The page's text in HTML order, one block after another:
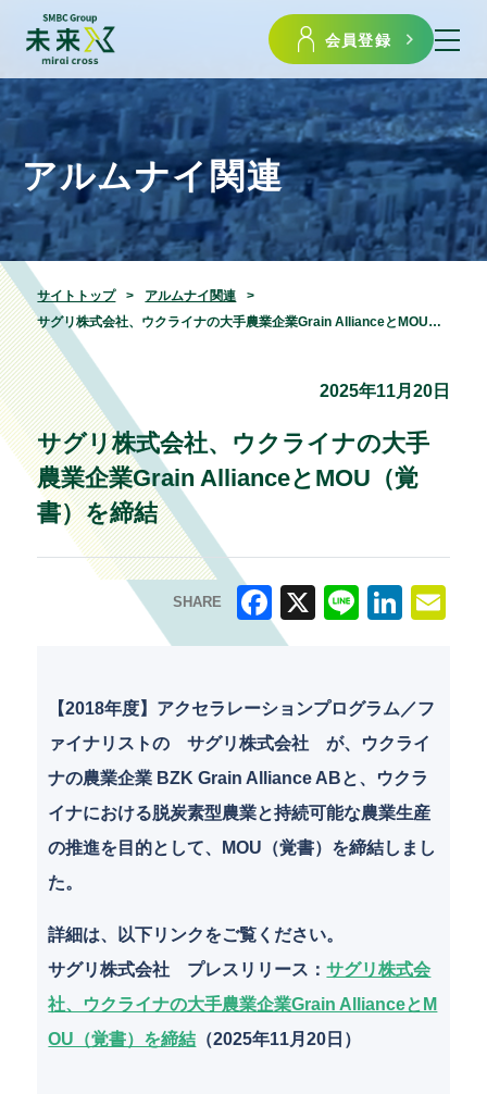
会員登録
アルムナイ関連
サイトトップ
アルムナイ関連
サグリ株式会社、ウクライナの大手農業企業Grain AllianceとMOU（覚書）を締結
2025年11月20日
サグリ株式会社、ウクライナの大手
農業企業Grain AllianceとMOU（覚
書）を締結
SHARE
F
c
e
b
o
o
e
k
e
dI
n
ai
【2018年度】アクセラレーションプログラム／フ
ァイナリストの サグリ株式会社 が、ウクライ
ナの農業企業 BZK Grain Alliance ABと、ウクラ
イナにおける脱炭素型農業と持続可能な農業生産
の推進を目的として、MOU（覚書）を締結しまし
た。
詳細は、以下リンクをご覧ください。
サグリ株式会社 プレスリリース ：サグリ株式会
社、ウクライナの大手農業企業Grain AllianceとM
OU（覚書）を締結 （2025年11月20日）